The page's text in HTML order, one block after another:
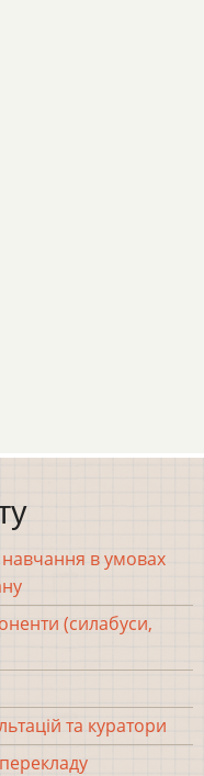
в умовах
(силабуси,
та куратори